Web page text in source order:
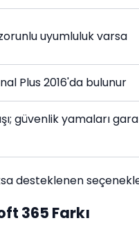
uyumluluk varsa
Plus 2016'da bulunur
güvenlik yamaları
desteklenen
365 Farkı